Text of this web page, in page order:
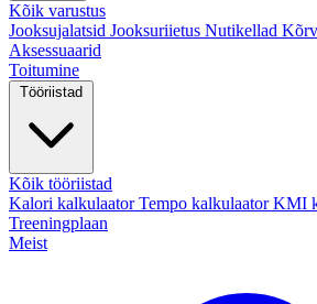
Kõik varustus
Jooksujalatsid Jooksuriietus Nutikellad
Aksessuaarid
Toitumine
Kõik tööriistad
Kalori kalkulaatorTempo kalkulaatorKMI
Treeningplaan
Meist